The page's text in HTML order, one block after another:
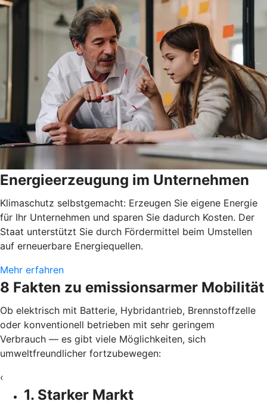
Energieerzeugung im Unternehmen
Klimaschutz selbstgemacht: Erzeugen Sie eigene Energie
für Ihr Unternehmen und sparen Sie dadurch Kosten. Der
Staat unterstützt Sie durch Fördermittel beim Umstellen
auf erneuerbare Energiequellen.
Mehr erfahren
8 Fakten zu emissionsarmer Mobilität
Ob elektrisch mit Batterie, Hybridantrieb, Brennstoffzelle
oder konventionell betrieben mit sehr geringem
Verbrauch — es gibt viele Möglichkeiten, sich
umweltfreundlicher fortzubewegen:
‹
1. Starker Markt